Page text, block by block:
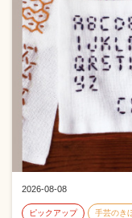
2026-08-08
ピックアップ 手芸のき